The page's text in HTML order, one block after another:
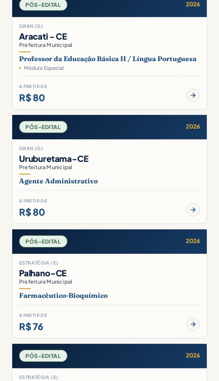
PÓS-EDITAL 2026
GRAN (G)
Aracati - CE
Prefeitura Municipal
Professor da Educação Básica II / Língua Portuguesa
Módulo Especial
A PARTIR DE
R$ 80
PÓS-EDITAL 2026
GRAN (G)
Uruburetama-CE
Prefeitura Municipal
Agente Administrativo
A PARTIR DE
R$ 80
PÓS-EDITAL 2026
ESTRATÉGIA (E)
Palhano-CE
Prefeitura Municipal
Farmacêutico-Bioquímico
A PARTIR DE
R$ 76
PÓS-EDITAL 2026
ESTRATÉGIA (E)